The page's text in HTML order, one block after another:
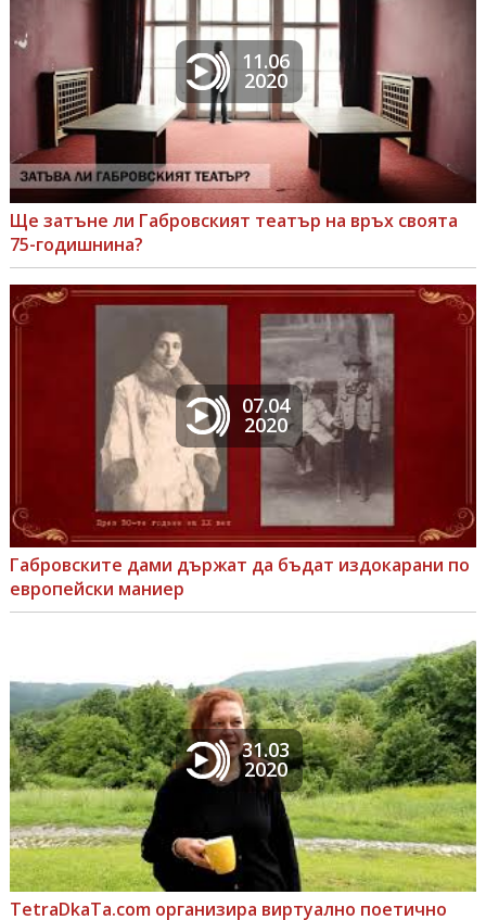
11.06
2020
Ще затъне ли Габровският театър на връх своята
75-годишнина?
07.04
2020
Габровските дами държат да бъдат издокарани по
европейски маниер
31.03
2020
TetraDkaTa.com организира виртуално поетично